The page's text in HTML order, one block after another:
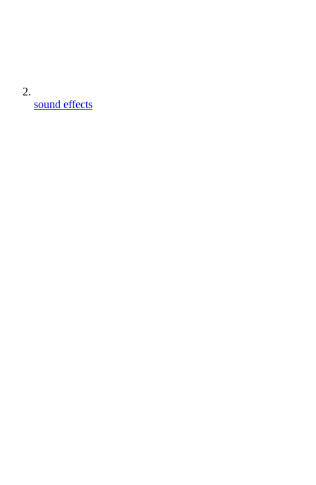
sound effects